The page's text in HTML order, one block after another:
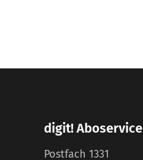
digit! Aboservice
Postfach 1331